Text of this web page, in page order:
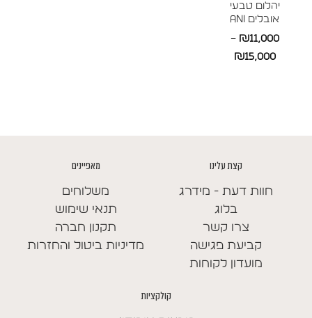
יהלום טבעי
אובלים ANI
₪11,000
–
₪15,000
קצת עלינו
חוות דעת - מידרג
בלוג
צרו קשר
קביעת פגישה
מועדון לקוחות
מאפיינים
משלוחים
תנאי שימוש
תקנון חברה
מדיניות ביטול והחזרות
קולקציות